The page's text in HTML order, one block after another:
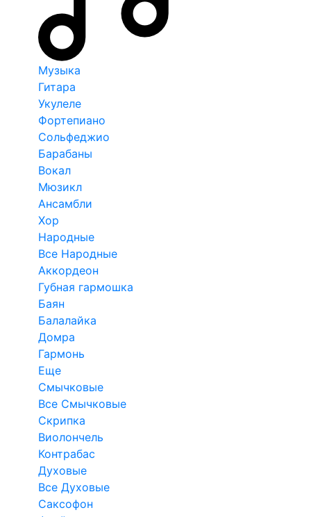
Музыка
Гитара
Укулеле
Фортепиано
Сольфеджио
Барабаны
Вокал
Мюзикл
Ансамбли
Хор
Народные
Все Народные
Аккордеон
Губная гармошка
Баян
Балалайка
Домра
Гармонь
Еще
Смычковые
Все Смычковые
Скрипка
Виолончель
Контрабас
Духовые
Все Духовые
Саксофон